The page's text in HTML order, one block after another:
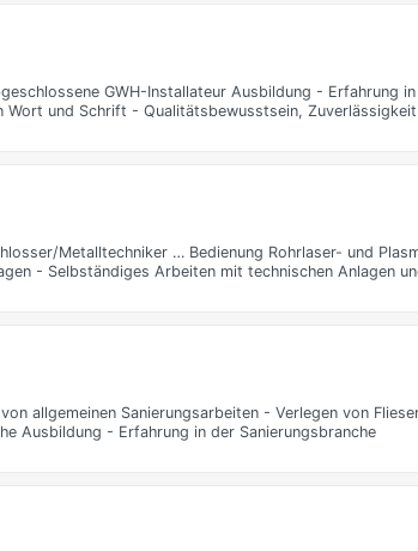
GWH-Installateur Ausbildung - Erfahrung
Wort und Schrift - Qualitätsbewusstsein,
Metalltechniker … Bedienung Rohrlaser- und
- Selbständiges Arbeiten mit technischen Anlagen
allgemeinen Sanierungsarbeiten - Verlegen von
Ausbildung - Erfahrung in der Sanierungsbranche